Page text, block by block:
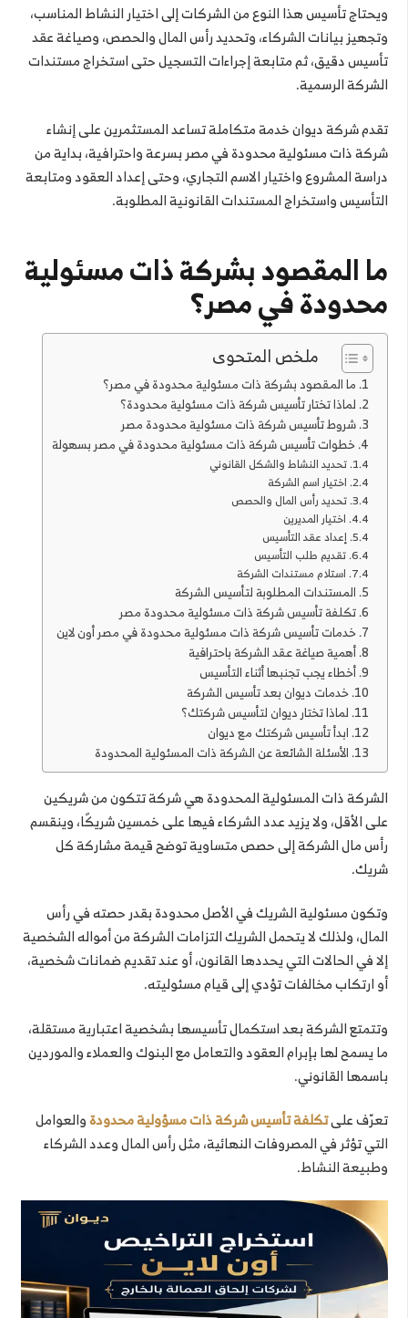
ويحتاج تأسيس هذا النوع من الشركات إلى اختيار النشاط المناسب،
وتجهيز بيانات الشركاء، وتحديد رأس المال والحصص، وصياغة عقد
تأسيس دقيق، ثم متابعة إجراءات التسجيل حتى استخراج مستندات
الشركة الرسمية.
تقدم شركة ديوان خدمة متكاملة تساعد المستثمرين على إنشاء
شركة ذات مسئولية محدودة في مصر بسرعة واحترافية، بداية من
دراسة المشروع واختيار الاسم التجاري، وحتى إعداد العقود ومتابعة
التأسيس واستخراج المستندات القانونية المطلوبة.
ما المقصود بشركة ذات مسئولية
محدودة في مصر؟
ملخص المتحوى
ما المقصود بشركة ذات مسئولية محدودة في مصر؟
لماذا تختار تأسيس شركة ذات مسئولية محدودة؟
شروط تأسيس شركة ذات مسئولية محدودة مصر
خطوات تأسيس شركة ذات مسئولية محدودة في مصر بسهولة
تحديد النشاط والشكل القانوني
اختيار اسم الشركة
تحديد رأس المال والحصص
اختيار المديرين
إعداد عقد التأسيس
تقديم طلب التأسيس
استلام مستندات الشركة
المستندات المطلوبة لتأسيس الشركة
تكلفة تأسيس شركة ذات مسئولية محدودة مصر
خدمات تأسيس شركة ذات مسئولية محدودة في مصر أون لاين
أهمية صياغة عقد الشركة باحترافية
أخطاء يجب تجنبها أثناء التأسيس
خدمات ديوان بعد تأسيس الشركة
لماذا تختار ديوان لتأسيس شركتك؟
ابدأ تأسيس شركتك مع ديوان
الأسئلة الشائعة عن الشركة ذات المسئولية المحدودة
الشركة ذات المسئولية المحدودة هي شركة تتكون من شريكين
على الأقل، ولا يزيد عدد الشركاء فيها على خمسين شريكًا، وينقسم
رأس مال الشركة إلى حصص متساوية توضح قيمة مشاركة كل
شريك.
وتكون مسئولية الشريك في الأصل محدودة بقدر حصته في رأس
المال، ولذلك لا يتحمل الشريك التزامات الشركة من أمواله الشخصية
إلا في الحالات التي يحددها القانون، أو عند تقديم ضمانات شخصية،
أو ارتكاب مخالفات تؤدي إلى قيام مسئوليته.
وتتمتع الشركة بعد استكمال تأسيسها بشخصية اعتبارية مستقلة،
ما يسمح لها بإبرام العقود والتعامل مع البنوك والعملاء والموردين
باسمها القانوني.
تعرّف علىتكلفة تأسيس شركة ذات مسؤولية محدودةوالعوامل
التي تؤثر في المصروفات النهائية، مثل رأس المال وعدد الشركاء
وطبيعة النشاط.